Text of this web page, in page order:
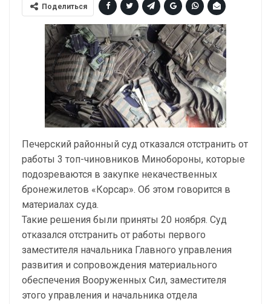
Поделиться
Печерский районный суд отказался отстранить от
работы 3 топ-чиновников Минобороны, которые
подозреваются в закупке некачественных
бронежилетов «Корсар». Об этом говорится в
материалах суда.
Такие решения были приняты 20 ноября. Суд
отказался отстранить от работы первого
заместителя начальника Главного управления
развития и сопровождения материального
обеспечения Вооруженных Сил, заместителя
этого управления и начальника отдела